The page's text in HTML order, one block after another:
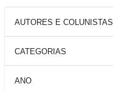
AUTORES E COLUNISTAS
CATEGORIAS
ANO